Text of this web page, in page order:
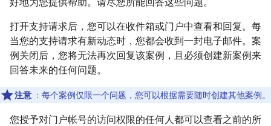
打开支持请求后，您可以在收件箱或门户中查看和回复。每
当您的支持请求有新动态时，您都会收到一封电子邮件。案
例关闭后，您将无法再次回复该案例，且必须创建新案例来
回答未来的任何问题。
注意 ：每个案例仅限一个问题，您可以根据需要随时创建其他案例。
您授予对门户帐号的访问权限的任何人都可以查看之前的所